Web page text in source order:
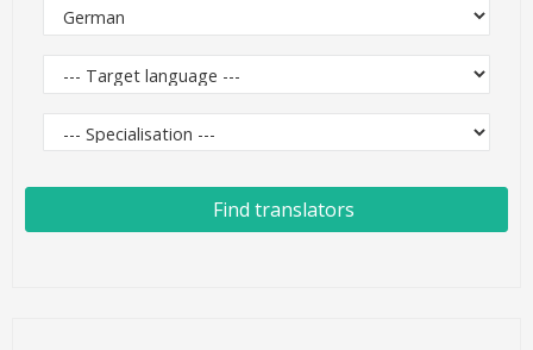
Find translators